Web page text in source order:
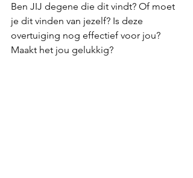
Ben JIJ degene die dit vindt? Of moet
je dit vinden van jezelf? Is deze
overtuiging nog effectief voor jou?
Maakt het jou gelukkig?